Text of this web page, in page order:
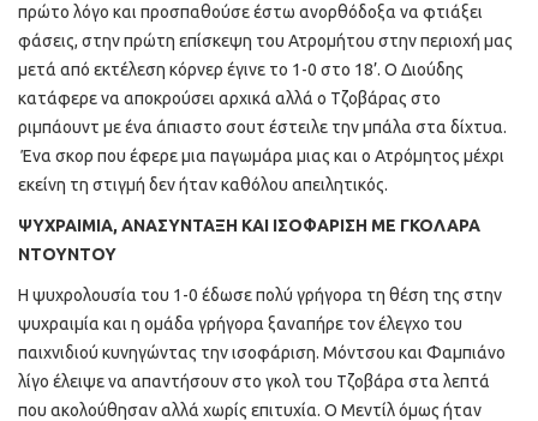
πρώτο λόγο και προσπαθούσε έστω ανορθόδοξα να φτιάξει
φάσεις, στην πρώτη επίσκεψη του Ατρομήτου στην περιοχή μας
μετά από εκτέλεση κόρνερ έγινε το 1-0 στο 18’. Ο Διούδης
κατάφερε να αποκρούσει αρχικά αλλά ο Τζοβάρας στο
ριμπάουντ με ένα άπιαστο σουτ έστειλε την μπάλα στα δίχτυα.
Ένα σκορ που έφερε μια παγωμάρα μιας και ο Ατρόμητος μέχρι
εκείνη τη στιγμή δεν ήταν καθόλου απειλητικός.
ΨΥΧΡΑΙΜΙΑ, ΑΝΑΣΥΝΤΑΞΗ ΚΑΙ ΙΣΟΦΑΡΙΣΗ ΜΕ ΓΚΟΛΑΡΑ
ΝΤΟΥΝΤΟΥ
Η ψυχρολουσία του 1-0 έδωσε πολύ γρήγορα τη θέση της στην
ψυχραιμία και η ομάδα γρήγορα ξαναπήρε τον έλεγχο του
παιχνιδιού κυνηγώντας την ισοφάριση. Μόντσου και Φαμπιάνο
λίγο έλειψε να απαντήσουν στο γκολ του Τζοβάρα στα λεπτά
που ακολούθησαν αλλά χωρίς επιτυχία. Ο Μεντίλ όμως ήταν